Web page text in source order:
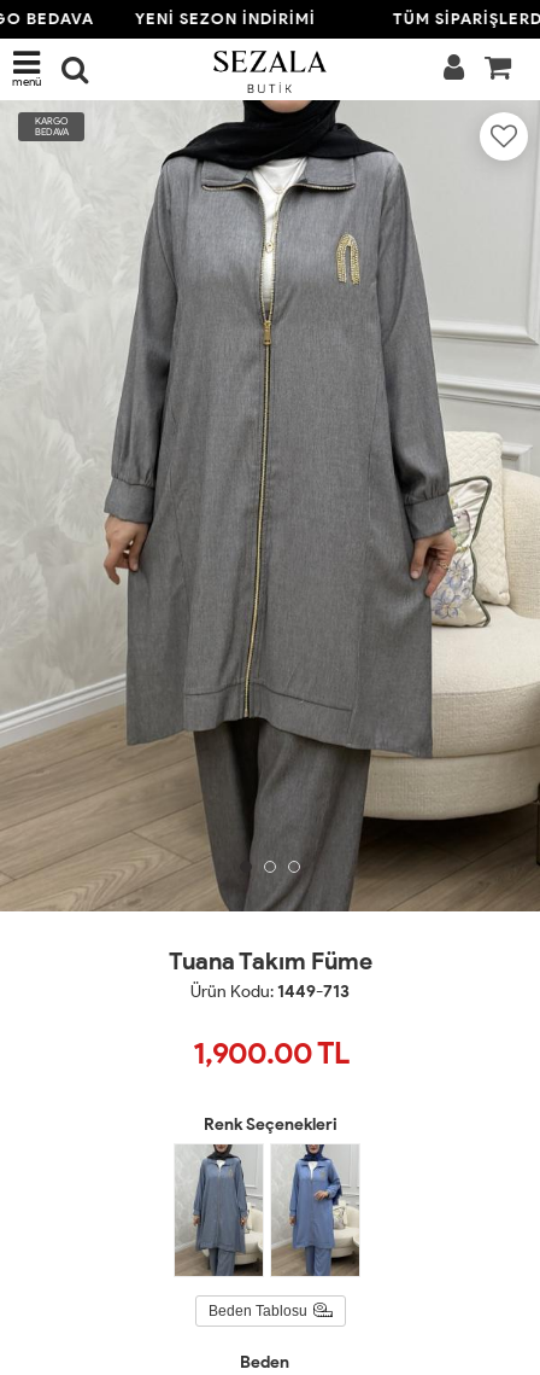
BEDAVA YENİ SEZON İNDİRİMİ TÜM
menü
KARGO
BEDAVA
Tuana Takım Füme
Ürün Kodu:1449-713
1,900.00TL
Renk Seçenekleri
Beden Tablosu
Beden